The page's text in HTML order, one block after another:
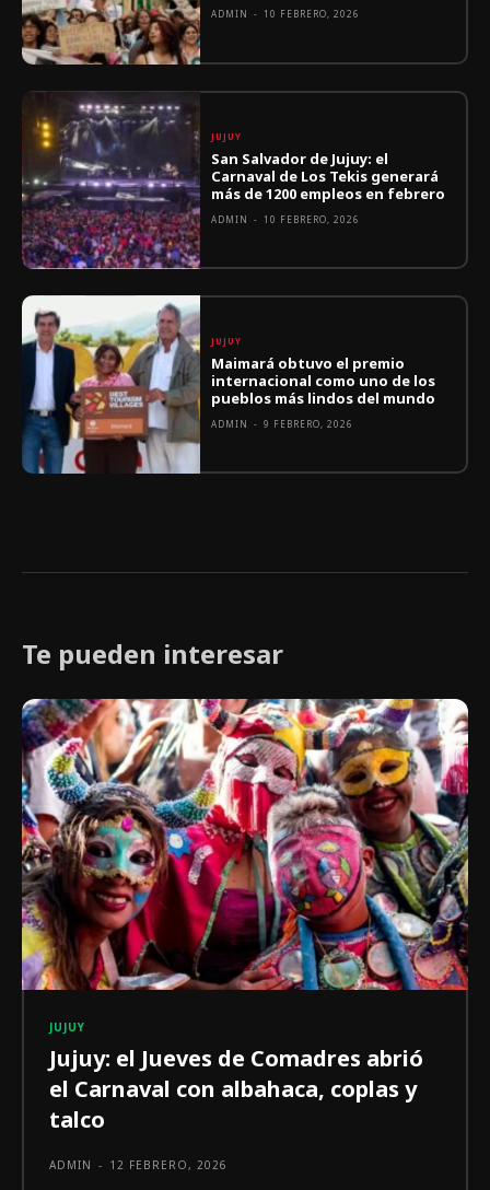
ADMIN - 10 FEBRERO, 2026
JUJUY
San Salvador de Jujuy: el
Carnaval de Los Tekis generará
más de 1200 empleos en febrero
ADMIN - 10 FEBRERO, 2026
JUJUY
Maimará obtuvo el premio
internacional como uno de los
pueblos más lindos del mundo
ADMIN - 9 FEBRERO, 2026
Te pueden interesar
JUJUY
Jujuy: el Jueves de Comadres abrió
el Carnaval con albahaca, coplas y
talco
ADMIN - 12 FEBRERO, 2026